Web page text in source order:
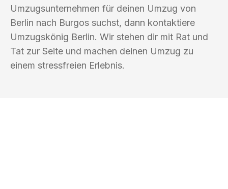
Umzugsunternehmen für deinen Umzug von
Berlin nach Burgos suchst, dann kontaktiere
Umzugskönig Berlin. Wir stehen dir mit Rat und
Tat zur Seite und machen deinen Umzug zu
einem stressfreien Erlebnis.